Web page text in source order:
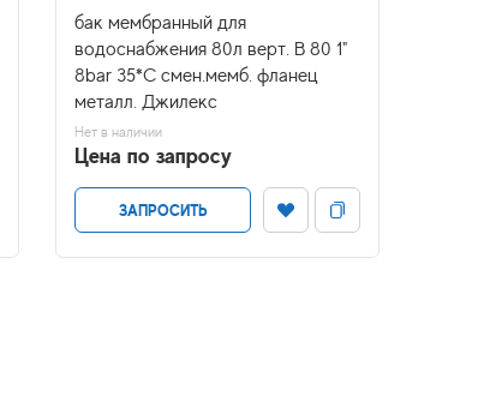
бак мембранный для
водоснабжения 80л верт. В 80 1"
8bar 35*С смен.мемб. фланец
металл. Джилекс
Нет в наличии
Цена по запросу
ЗАПРОСИТЬ